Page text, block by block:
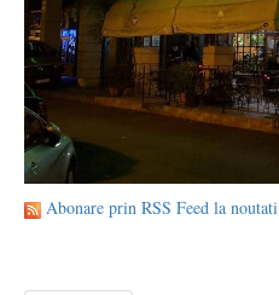
Abonare prin RSS Feed la noutati